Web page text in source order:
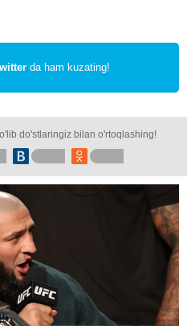
da ham kuzating!
do'stlaringiz bilan o'rtoqlashing!